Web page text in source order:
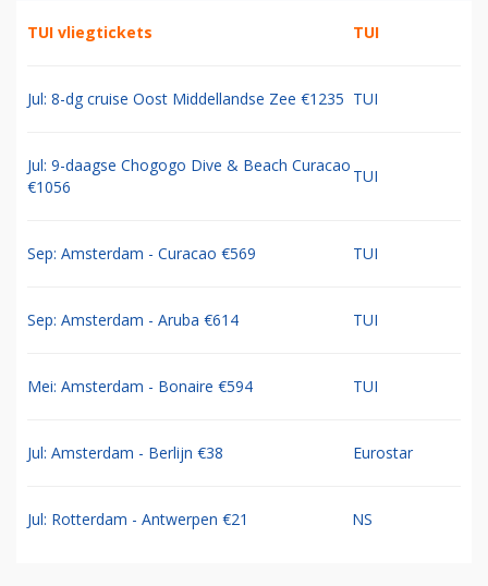
TUI vliegtickets TUI
Jul: 8-dg cruise Oost Middellandse Zee €1235 TUI
Jul: 9-daagse Chogogo Dive & Beach Curacao
€1056
TUI
Sep: Amsterdam - Curacao €569 TUI
Sep: Amsterdam - Aruba €614 TUI
Mei: Amsterdam - Bonaire €594 TUI
Jul: Amsterdam - Berlijn €38 Eurostar
Jul: Rotterdam - Antwerpen €21 NS